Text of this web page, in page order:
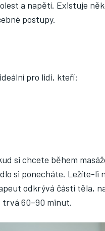
a napětí. Existuje
postupy.
pro lidi, kteří:
si chcete během
si ponecháte. Ležíte-li
odkrývá části těla,
trvá 60–90 minut.